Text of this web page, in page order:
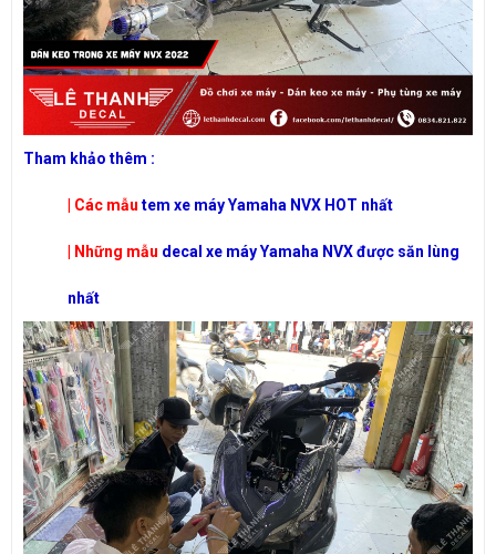
Tham khảo thêm :
| Các mẫu tem xe máy Yamaha NVX HOT nhất
| Những mẫu decal xe máy Yamaha NVX được săn lùng
nhất